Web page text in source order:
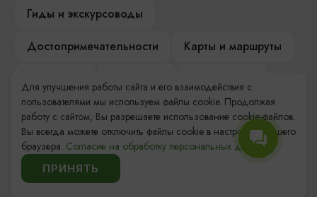
Гиды и экскурсоводы
Достопримечательности
Карты и маршруты
Компас Балтийской кухни
Настоящий Калининградец
Музеи
Для улучшения работы сайта и его взаимодействия с
пользователями мы используем файлы cookie. Продолжая
работу с сайтом, Вы разрешаете использование cookie-файлов.
Вы всегда можете отключить файлы cookie в настройках Вашего
браузера. Согласие на обработку персональных данных.
ПРИНЯТЬ